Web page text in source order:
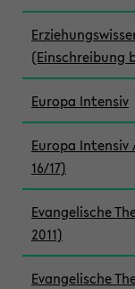
(Einschreibung
Europa Intensiv
Europa Intensiv
16/17)
Evangelische
2011)
Evangelische